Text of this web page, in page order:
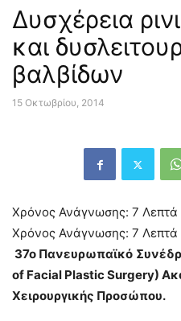
Δυσχέρεια
και
βαλβίδων
15 Οκτωβρίου, 2014
Χρόνος Ανάγνωσης: 7 Λεπτά
Χρόνος Ανάγνωσης: 7 Λεπτά
37o Πανευρωπαϊκό
of Facial Plastic Surgery)
Χειρουργικής Προσώπου.